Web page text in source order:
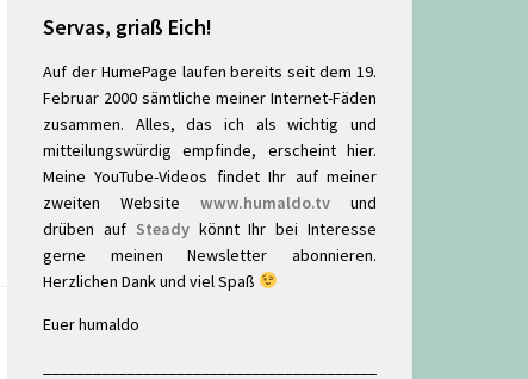
Servas, griaß Eich!
Auf der HumePage laufen bereits seit dem 19.
Februar 2000 sämtliche meiner Internet-Fäden
zusammen. Alles, das ich als wichtig und
mitteilungswürdig empfinde, erscheint hier.
Meine YouTube-Videos findet Ihr auf meiner
zweiten Website www.humaldo.tv und
drüben auf Steadykönnt Ihr bei Interesse
gerne meinen Newsletter abonnieren.
Herzlichen Dank und viel Spaß
Euer humaldo